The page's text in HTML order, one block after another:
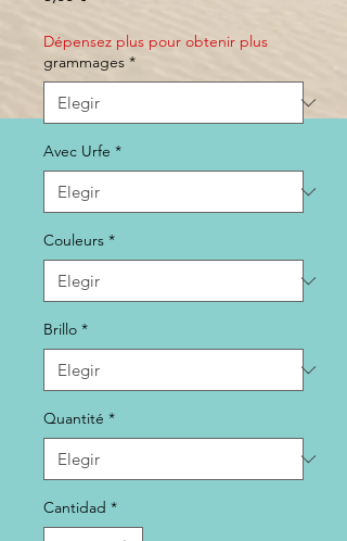
Dépensez plus pour obtenir plus
grammages *
Avec Urfe *
Couleurs *
Brillo *
Quantité *
Cantidad *